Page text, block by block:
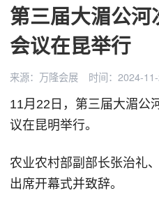
第三届大湄公
会议在昆举行
来源：万隆会展
时间：2024-
11月22日，第三届大湄公
议在昆明举行。
农业农村部副部长张治礼
出席开幕式并致辞。